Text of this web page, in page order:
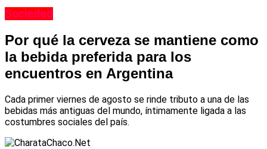
Sociedad
Por qué la cerveza se mantiene como
la bebida preferida para los
encuentros en Argentina
Cada primer viernes de agosto se rinde tributo a una de las
bebidas más antiguas del mundo, íntimamente ligada a las
costumbres sociales del país.